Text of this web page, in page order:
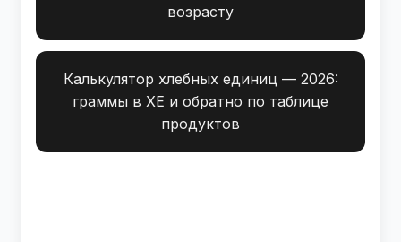
возрасту
Калькулятор хлебных единиц — 2026:
граммы в ХЕ и обратно по таблице
продуктов